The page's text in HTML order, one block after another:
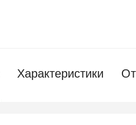
Характеристики